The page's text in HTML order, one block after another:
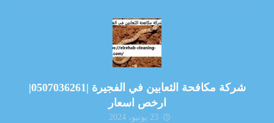
شركة مكافحة الثعابين في الفجيرة |0507036261|
ارخص اسعار
23 يونيو، 2024